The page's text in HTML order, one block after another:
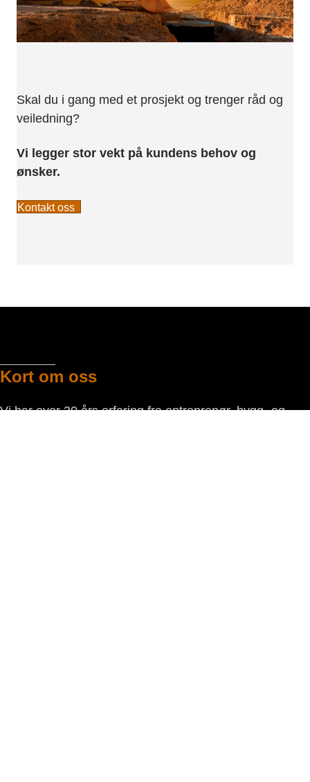
Skal du i gang med et prosjekt og trenger råd og
veiledning?
Vi legger stor vekt på kundens behov og
ønsker.
Kontakt oss
Kort om oss
Vi har over 30 års erfaring fra entreprenør, bygg- og